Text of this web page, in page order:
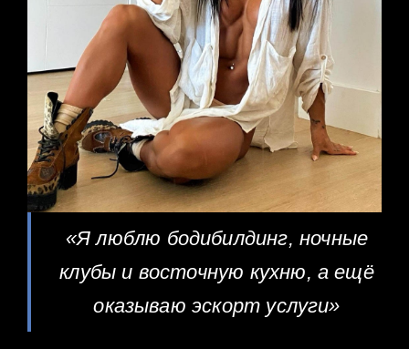
«Я люблю бодибилдинг, ночные
клубы и восточную кухню, а ещё
оказываю эскорт услуги»